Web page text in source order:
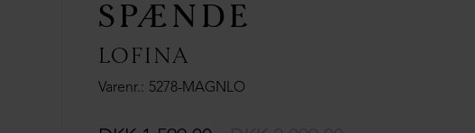
SPÆNDE
LOFINA
Varenr. 5278-MAGNLO